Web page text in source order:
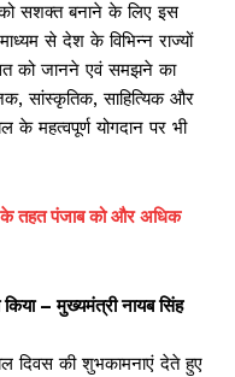
को सशक्त बनाने के लिए इस
से देश के विभिन्न राज्यों
को जानने एवं समझने का
सांस्कृतिक, साहित्यिक और
के महत्वपूर्ण योगदान पर भी
तहत पंजाब को और अधिक
– मुख्यमंत्री नायब सिंह
दिवस की शुभकामनाएं देते हुए